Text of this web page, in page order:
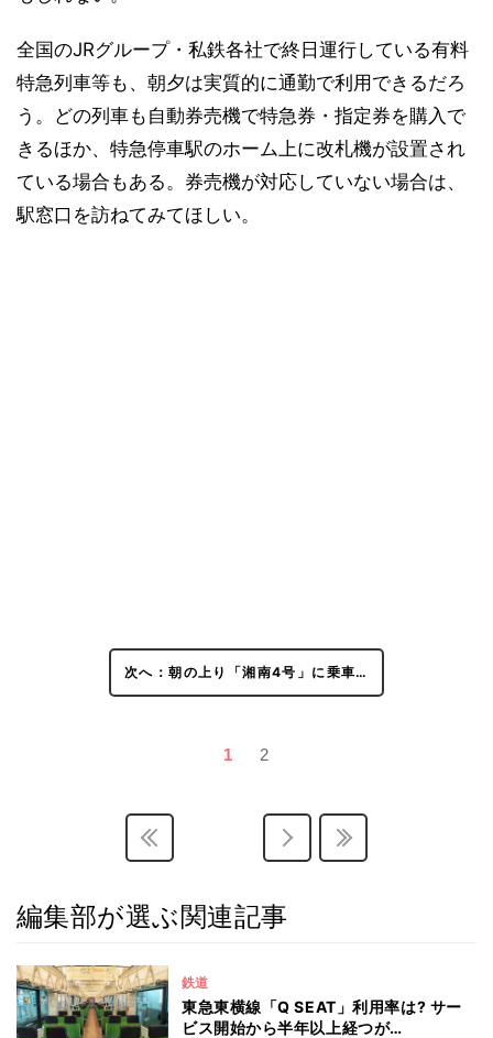
全国のJRグループ・私鉄各社で終日運行している有料
特急列車等も、朝夕は実質的に通勤で利用できるだろ
う。どの列車も自動券売機で特急券・指定券を購入で
きるほか、特急停車駅のホーム上に改札機が設置され
ている場合もある。券売機が対応していない場合は、
駅窓口を訪ねてみてほしい。
次へ：朝の上り「湘南4号」に乗車…
1 2
編集部が選ぶ関連記事
鉄道
東急東横線「Q SEAT」利用率は? サー
ビス開始から半年以上経つが…